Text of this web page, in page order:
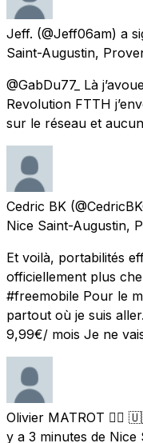
Jeff. (@Jeff06am) a
Saint-Augustin,
@GabDu77_ Là
Revolution FTTH
sur le réseau et aucun
Cedric BK
Nice Saint-Augustin,
Et voilà, portabilités
officiellement plus
#freemobile Pour le
partout où je suis
9,99€/ mois Je ne
Olivier MATROT 🏳️‍🌈
y a 3 minutes de Nice